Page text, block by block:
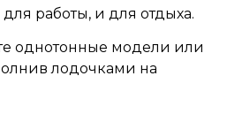
работы, и для отдыха.
однотонные модели или
лодочками на